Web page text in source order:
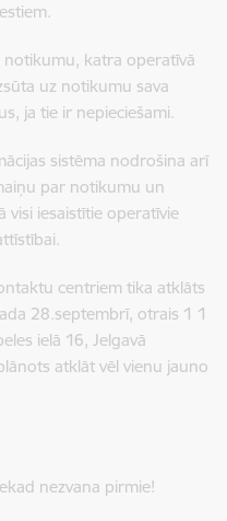
notikumu, katra operatīvā
uz notikumu sava
ja tie ir nepieciešami.
sistēma nodrošina arī
par notikumu un
visi iesaistītie operatīvie
centriem tika atklāts
28.septembrī, otrais 1 1
ielā 16, Jelgavā
atklāt vēl vienu jauno
nezvana pirmie!